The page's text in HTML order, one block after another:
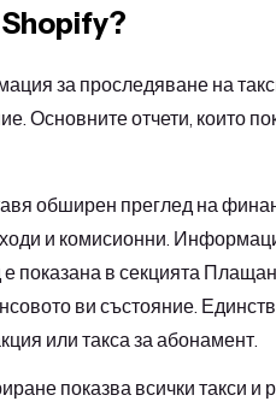
Shopify?
за проследяване на
Основните отчети, които
обширен преглед на
и комисионни.
показана в секцията
ви състояние.
или такса за абонамент.
показва всички такси и